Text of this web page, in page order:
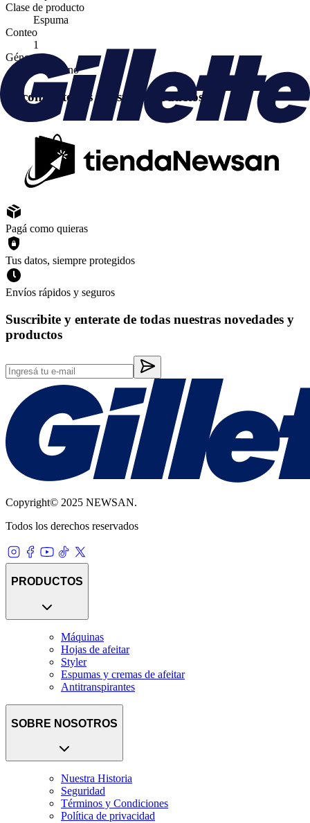
Clase de producto
Espuma
Conteo
1
Género
Masculino
Encontrá todos nuestros productos en
Pagá como quieras
Tus datos, siempre protegidos
Envíos rápidos y seguros
Suscribite y enterate de todas nuestras novedades y
productos
Copyright© 2025 NEWSAN.
Todos los derechos reservados
PRODUCTOS
Máquinas
Hojas de afeitar
Styler
Espumas y cremas de afeitar
Antitranspirantes
SOBRE NOSOTROS
Nuestra Historia
Seguridad
Términos y Condiciones
Política de privacidad